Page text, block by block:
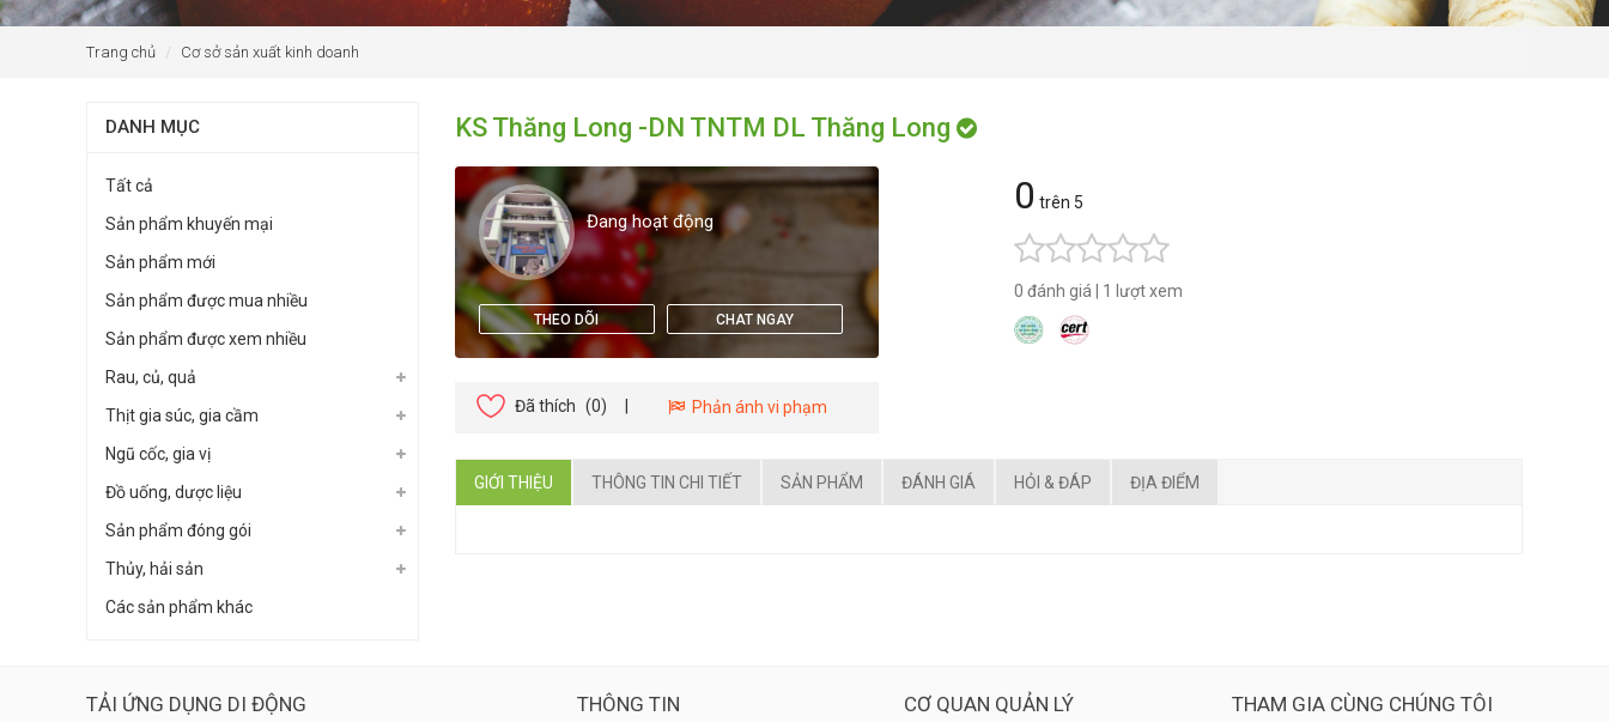
Trang chủ Cơ sở sản xuất kinh doanh
DANH MỤC
Tất cả
Sản phẩm khuyến mại
Sản phẩm mới
Sản phẩm được mua nhiều
Sản phẩm được xem nhiều
Rau, củ, quả
Thịt gia súc, gia cầm
Ngũ cốc, gia vị
Đồ uống, dược liệu
Sản phẩm đóng gói
Thủy, hải sản
Các sản phẩm khác
KS Thăng Long -DN TNTM DL Thăng Long
Đang hoạt động
THEO DÕI CHAT NGAY
Đã thích (0) Phản ánh vi phạm
0 trên 5
0 đánh giá 1 lượt xem
GIỚI THIỆU THÔNG TIN CHI TIẾT SẢN PHẨM ĐÁNH GIÁ HỎI & ĐÁP ĐỊA ĐIỂM
TẢI ỨNG DỤNG DI ĐỘNG THÔNG TIN CƠ QUAN QUẢN LÝ THAM GIA CÙNG CHÚNG TÔI